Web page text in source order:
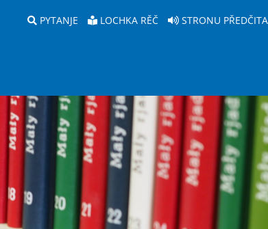
PYTANJE LOCHKA RĚČ STRONU